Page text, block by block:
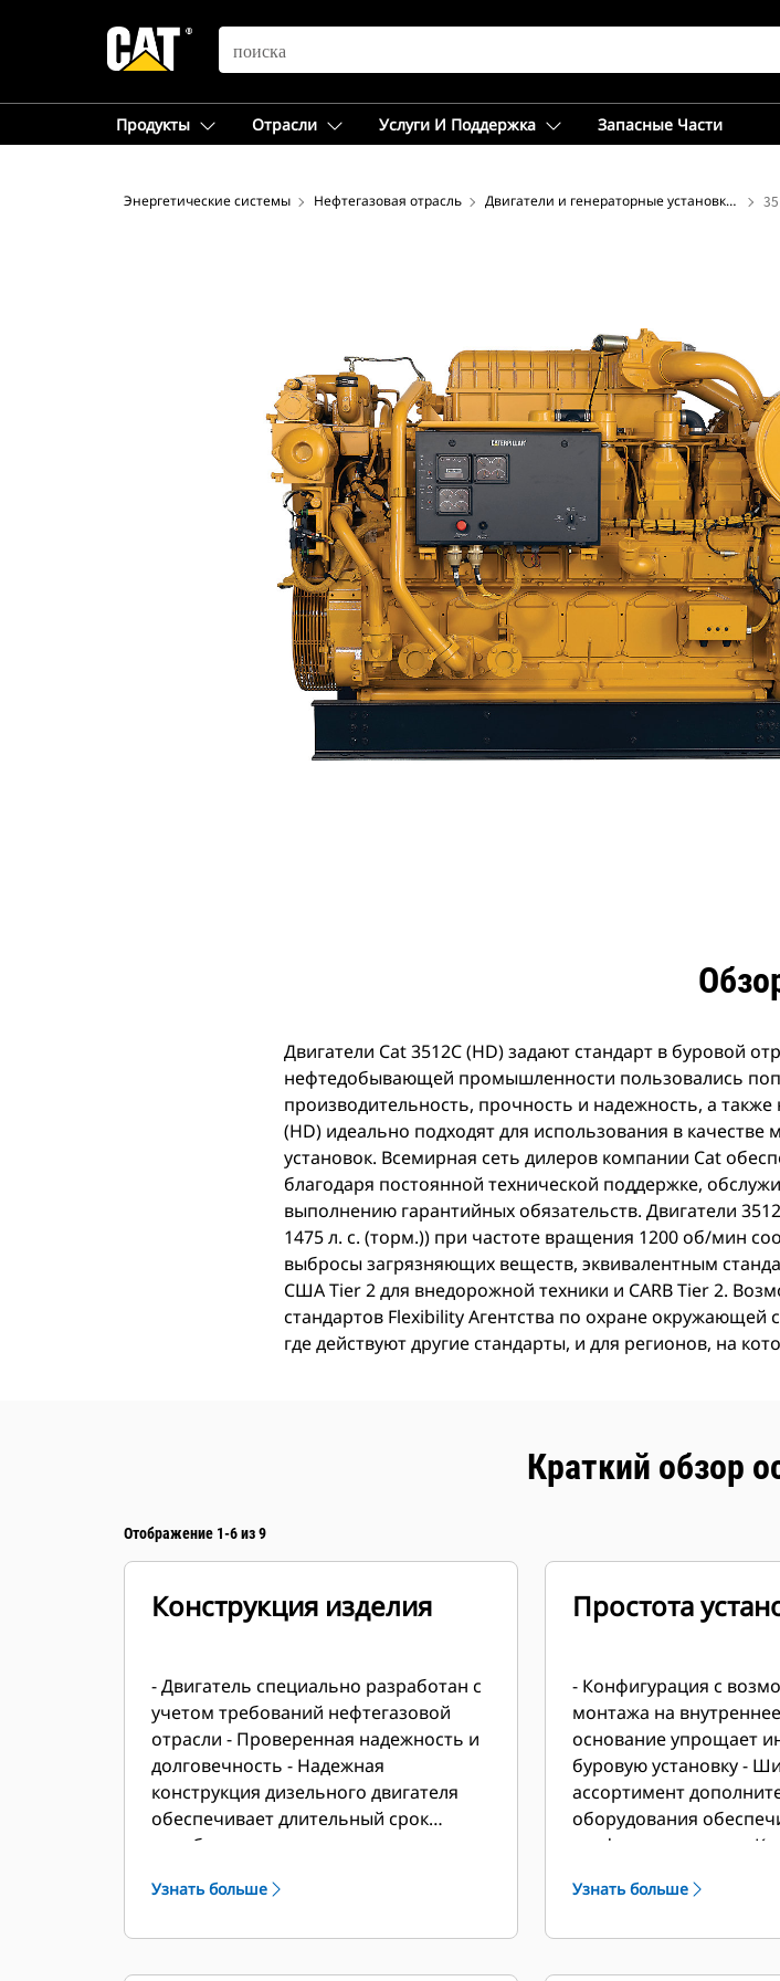
SEARCH
Продукты Отрасли Услуги И Поддержка Запасные Части
Энергетические системы Нефтегазовая отрасль Двигатели и генераторные установки для наземного бурения
характеристики
Двигатели Cat 3512C (HD) задают стандарт в буровой
нефтедобывающей промышленности пользовались
производительность, прочность и надежность, а
(HD) идеально подходят для использования в
установок. Всемирная сеть дилеров компании Cat
благодаря постоянной технической поддержке,
выполнению гарантийных обязательств. Двигатели
1475 л. с. (торм.)) при частоте вращения 1200 об/мин
выбросы загрязняющих веществ, эквивалентным
США Tier 2 для внедорожной техники и CARB Tier 2.
стандартов Flexibility Агентства по охране
где действуют другие стандарты, и для регионов, на
Краткий обзор
Отображение 1-6 из 9
Конструкция изделия
- Двигатель специально разработан с
учетом требований нефтегазовой
отрасли - Проверенная надежность и
долговечность - Надежная
конструкция дизельного двигателя
обеспечивает длительный срок
службы и снижение расходов на
диапазон кривой мощностей
Узнать больше
Простота
- Конфигурация с
монтажа на
основание упрощает
буровую установку -
ассортимент
оборудования
конфигурирования -
в трех точках
Узнать больше